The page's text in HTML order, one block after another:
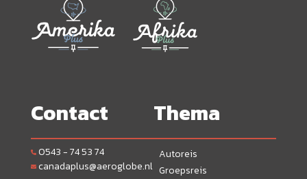
Contact
0543 - 74 53 74
canadaplus@aeroglobe.nl
Thema
Autoreis
Groepsreis